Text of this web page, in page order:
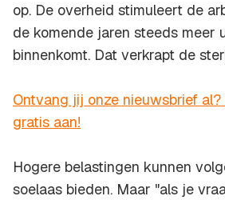
op. De overheid stimuleert de
de komende jaren steeds meer
binnenkomt. Dat verkrapt de
Ontvang jij onze nieuwsbrief
gratis aan!
Hogere belastingen kunnen
soelaas bieden. Maar "als je